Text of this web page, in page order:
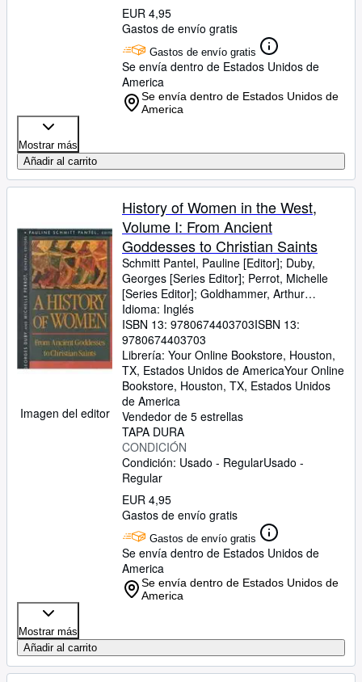
EUR 4,95
Gastos de envío gratis
Gastos de envío gratis
Se envía dentro de Estados Unidos de
America
Se envía dentro de Estados Unidos de
America
Mostrar más
Añadir al carrito
Imagen del editor
History of Women in the West,
Volume I: From Ancient
Goddesses to Christian Saints
Schmitt Pantel, Pauline [Editor]; Duby,
Georges [Series Editor]; Perrot, Michelle
[Series Editor]; Goldhammer, Arthur
[Translator];
Idioma: Inglés
ISBN 13: 9780674403703ISBN 13:
9780674403703
Librería: Your Online Bookstore, Houston,
TX, Estados Unidos de AmericaYour Online
Bookstore, Houston, TX, Estados Unidos
de America
Vendedor de 5 estrellas
TAPA DURA
CONDICIÓN
Condición: Usado - RegularUsado -
Regular
EUR 4,95
Gastos de envío gratis
Gastos de envío gratis
Se envía dentro de Estados Unidos de
America
Se envía dentro de Estados Unidos de
America
Mostrar más
Añadir al carrito